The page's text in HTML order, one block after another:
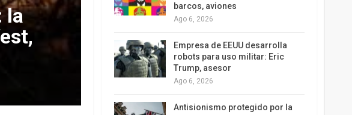
la
barcos, aviones
Ago 6, 2026
Empresa de EEUU desarrolla
robots para uso militar: Eric
Trump, asesor
Ago 6, 2026
Antisionismo protegido por la